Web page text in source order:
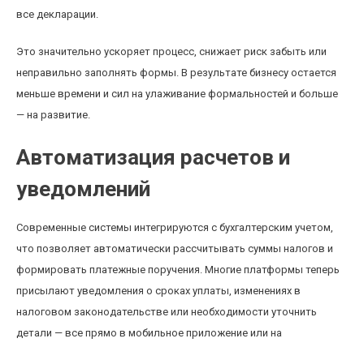
все декларации.
Это значительно ускоряет процесс, снижает риск забыть или
неправильно заполнять формы. В результате бизнесу остается
меньше времени и сил на улаживание формальностей и больше
— на развитие.
Автоматизация расчетов и
уведомлений
Современные системы интегрируются с бухгалтерским учетом,
что позволяет автоматически рассчитывать суммы налогов и
формировать платежные поручения. Многие платформы теперь
присылают уведомления о сроках уплаты, изменениях в
налоговом законодательстве или необходимости уточнить
детали — все прямо в мобильное приложение или на